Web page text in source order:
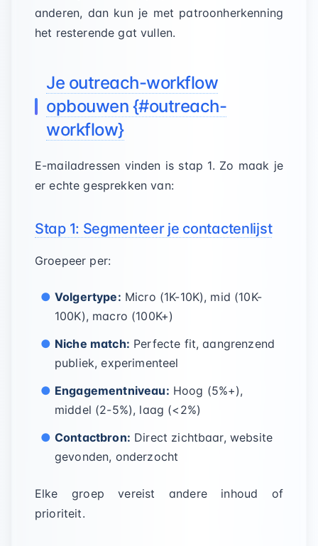
anderen, dan kun je met patroonherkenning
het resterende gat vullen.
Je outreach-workflow
opbouwen {#outreach-
workflow}
E-mailadressen vinden is stap 1. Zo maak je
er echte gesprekken van:
Stap 1: Segmenteer je contactenlijst
Groepeer per:
Volgertype: Micro (1K-10K), mid (10K-
100K), macro (100K+)
Niche match: Perfecte fit, aangrenzend
publiek, experimenteel
Engagementniveau: Hoog (5%+),
middel (2-5%), laag (<2%)
Contactbron: Direct zichtbaar, website
gevonden, onderzocht
Elke groep vereist andere inhoud of
prioriteit.